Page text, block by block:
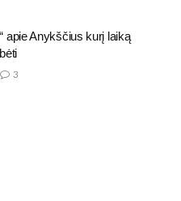
apie Anykščius kurį laiką
3